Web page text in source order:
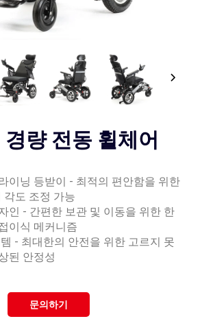
량 전동 휠체어
이닝 등받이 - 최적의 편안함을 위한
각도 조정 가능
인 - 간편한 보관 및 이동을 위한 한
이식 메커니즘
- 최대한의 안전을 위한 고르지 못
된 안정성
문의하기